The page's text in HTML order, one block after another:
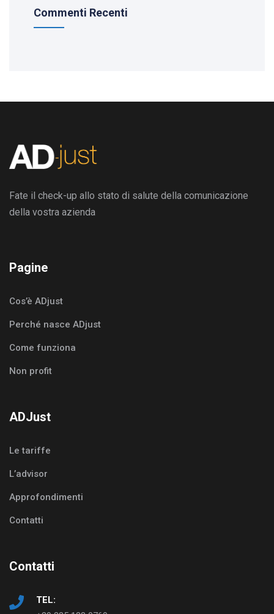
Commenti Recenti
Fate il check-up allo stato di salute della comunicazione
della vostra azienda
Pagine
Cos’è ADjust
Perché nasce ADjust
Come funziona
Non profit
ADJust
Le tariffe
L’advisor
Approfondimenti
Contatti
Contatti
TEL: